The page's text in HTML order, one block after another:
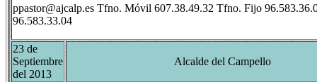
ppastor@ajcalp.es Tfno. Móvil 607.38.49.32 Tfno. Fijo
96.583.33.04
23 de
Septiembre
del 2013
Alcalde del Campello